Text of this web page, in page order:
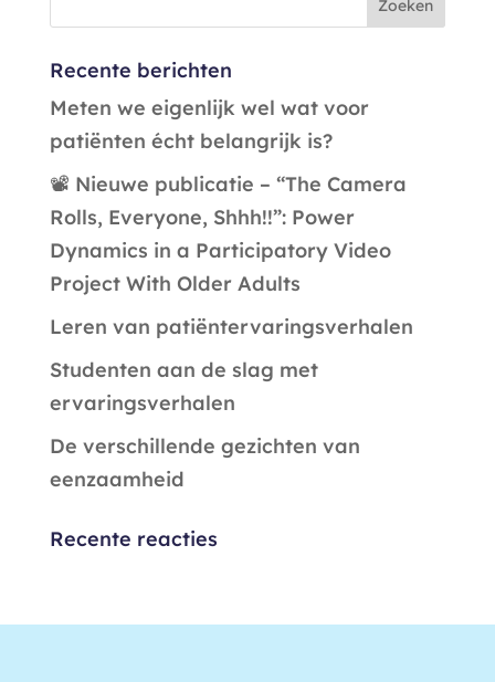
Recente berichten
Meten we eigenlijk wel wat voor
patiënten écht belangrijk is?
📽️ Nieuwe publicatie – “The Camera
Rolls, Everyone, Shhh!!”: Power
Dynamics in a Participatory Video
Project With Older Adults
Leren van patiëntervaringsverhalen
Studenten aan de slag met
ervaringsverhalen
De verschillende gezichten van
eenzaamheid
Recente reacties